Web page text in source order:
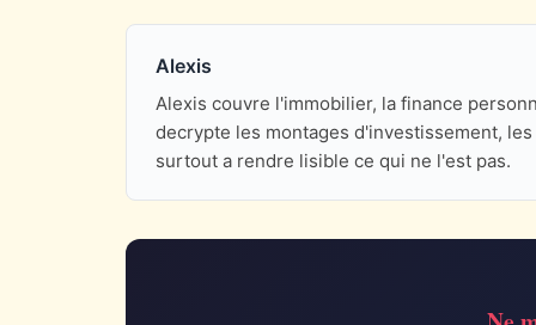
Alexis
Alexis couvre l'immobilier, la finance
decrypte les montages d'investissement,
surtout a rendre lisible ce qui ne l'est pas.